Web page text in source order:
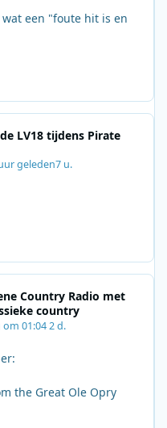
een "foute hit is en
LV18 tijdens Pirate
geleden7 u.
Country Radio met
country
om 01:042 d.
the Great Ole Opry